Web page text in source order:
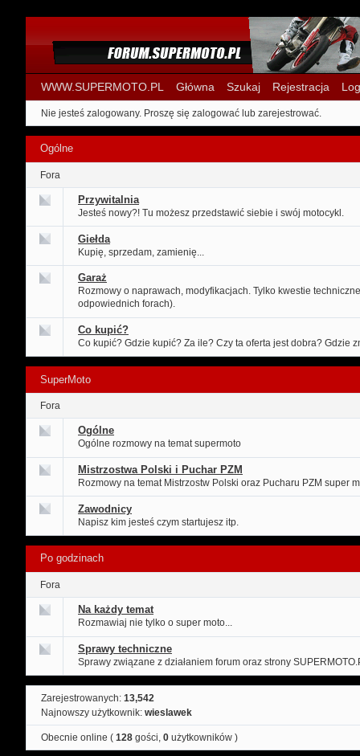
WWW.SUPERMOTO.PL Główna Szukaj Rejestracja
Nie jesteś zalogowany. Proszę się zalogować lub zarejestrować.
Ogólne
Fora
Przywitalnia
Jesteś nowy?! Tu możesz przedstawić siebie i swój motocykl.
Giełda
Kupię, sprzedam, zamienię...
Garaż
Rozmowy o naprawach, modyfikacjach. Tylko kwestie
odpowiednich forach).
Co kupić?
Co kupić? Gdzie kupić? Za ile? Czy ta oferta jest dobra? Gdzie
SuperMoto
Fora
Ogólne
Ogólne rozmowy na temat supermoto
Mistrzostwa Polski i Puchar PZM
Rozmowy na temat Mistrzostw Polski oraz Pucharu PZM super
Zawodnicy
Napisz kim jesteś czym startujesz itp.
Po godzinach
Fora
Na każdy temat
Rozmawiaj nie tylko o super moto...
Sprawy techniczne
Sprawy związane z działaniem forum oraz strony
Zarejestrowanych: 13,542
Najnowszy użytkownik: wieslawek
Obecnie online ( 128 gości, 0 użytkowników )